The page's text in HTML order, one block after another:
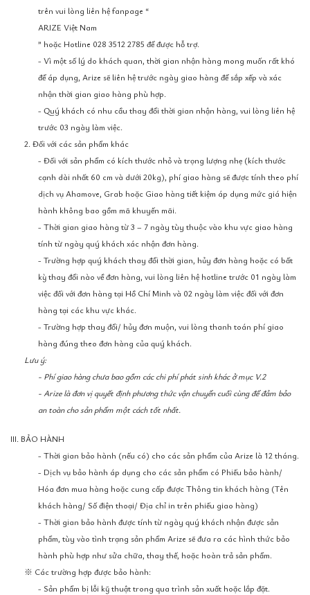
trên vui lòng liên hệ fanpage “
ARIZE Việt Nam
” hoặc Hotline 028 3512 2785 để được hỗ trợ.
- Vì một số lý do khách quan, thời gian nhận hàng mong muốn rất khó
để áp dụng, Arize sẽ liên hệ trước ngày giao hàng để sắp xếp và xác
nhận thời gian giao hàng phù hợp.
- Quý khách có nhu cầu thay đổi thời gian nhận hàng, vui lòng liên hệ
trước 03 ngày làm việc.
2. Đối với các sản phẩm khác
- Đối với sản phẩm có kích thước nhỏ và trọng lượng nhẹ (kích thước
cạnh dài nhất 60 cm và dưới 20kg), phí giao hàng sẽ được tính theo phí
dịch vụ Ahamove, Grab hoặc Giao hàng tiết kiệm áp dụng mức giá hiện
hành không bao gồm mã khuyến mãi.
- Thời gian giao hàng từ 3 – 7 ngày tùy thuộc vào khu vực giao hàng
tính từ ngày quý khách xác nhận đơn hàng.
- Trường hợp quý khách thay đổi thời gian, hủy đơn hàng hoặc có bất
kỳ thay đổi nào về đơn hàng, vui lòng liên hệ hotline trước 01 ngày làm
việc đối với đơn hàng tại Hồ Chí Minh và 02 ngày làm việc đối với đơn
hàng tại các khu vực khác.
- Trường hợp thay đổi/ hủy đơn muộn, vui lòng thanh toán phí giao
hàng đúng theo đơn hàng của quý khách.
Lưu ý:
- Phí giao hàng chưa bao gồm các chi phí phát sinh khác ở mục V.2
- Arize là đơn vị quyết định phương thức vận chuyển cuối cùng để đảm bảo
an toàn cho sản phẩm một cách tốt nhất.
III. BẢO HÀNH
- Thời gian bảo hành (nếu có) cho các sản phẩm của Arize là 12 tháng.
- Dịch vụ bảo hành áp dụng cho các sản phẩm có Phiếu bảo hành/
Hóa đơn mua hàng hoặc cung cấp được Thông tin khách hàng (Tên
khách hàng/ Số điện thoại/ Địa chỉ in trên phiếu giao hàng)
- Thời gian bảo hành được tính từ ngày quý khách nhận được sản
phẩm, tùy vào tình trạng sản phẩm Arize sẽ đưa ra các hình thức bảo
hành phù hợp như sửa chữa, thay thế, hoặc hoàn trả sản phẩm.
※ Các trường hợp được bảo hành:
- Sản phẩm bị lỗi kỹ thuật trong qua trình sản xuất hoặc lắp đặt.